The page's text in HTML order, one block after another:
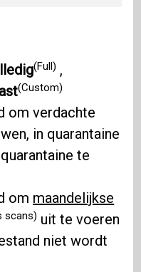
(Full) ,
(Custom)
om verdachte
in quarantaine
te
om maandelijkse
scans) uit te voeren
niet wordt